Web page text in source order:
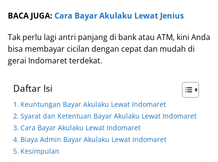
BACA JUGA: Cara Bayar Akulaku Lewat Jenius
Tak perlu lagi antri panjang di bank atau ATM, kini Anda
bisa membayar cicilan dengan cepat dan mudah di
gerai Indomaret terdekat.
Daftar Isi
Keuntungan Bayar Akulaku Lewat Indomaret
Syarat dan Ketentuan Bayar Akulaku Lewat Indomaret
Cara Bayar Akulaku Lewat Indomaret
Biaya Admin Bayar Akulaku Lewat Indomaret
Kesimpulan